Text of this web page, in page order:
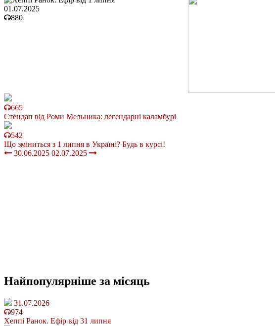
01.07.2025
880
665
Стендап від Роми Мельника: легендарні каламбурі
542
Що зміниться з 1 липня в Україні? Будь в курсі!
30.06.2025 02.07.2025
Найпопулярніше за місяць
31.07.2026
974
Хеппі Ранок. Ефір від 31 липня